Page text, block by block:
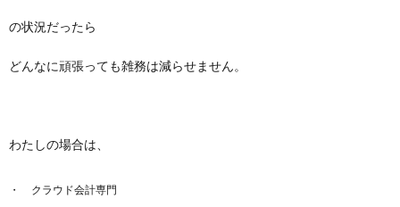
の状況だったら
どんなに頑張っても雑務は減らせません。
わたしの場合は、
クラウド会計専門